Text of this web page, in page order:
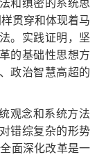
和缜密的系统思
贯穿和体现着马
。实践证明，坚
的基础性思想方
政治智慧高超的
观念和系统方法
错综复杂的形势
面深化改革是一